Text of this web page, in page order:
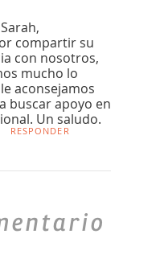
compartir su
con nosotros,
mucho lo
aconsejamos
buscar apoyo en
Un saludo.
RESPONDER